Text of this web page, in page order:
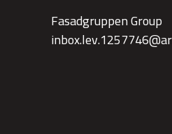
Fasadgruppen Group